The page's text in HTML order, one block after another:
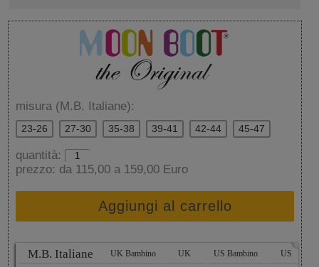
misura (M.B. Italiane):
23-26 27-30 35-38 39-41 42-44 45-47
quantità:
prezzo: da 115,00 a 159,00 Euro
Aggiungi al carrello
M.B. Italiane UK Bambino UK US Bambino US
x